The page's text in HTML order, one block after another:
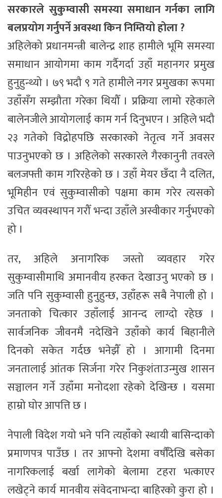
सरकारले सुकुम्वासी समस्या समाधान गर्नका लागि
बलप्रयोग गर्नुपर्ने अवस्था किन निम्तियो होला ?
अहिलेको प्रधानमन्त्री बालेन्द्र शाह हामीले भूमि समस्या
समाधान आयोगमा काम गर्दैगर्दा उहाँ महानगर प्रमुख
हुनुहुन्थ्यो । ७९ भदौ ९ गते हामीले नगर प्रमुखका रूपमा
उहाँसँग सम्झौता गरेका थियौँ । प्रक्रिया लामो रहेकाले
बालेनजीले आयोगलाई काम गर्न दिनुभएन । अहिले भदौ
२३ गतेको विद्रोहपछि सरकारको नेतृत्व गर्ने अवसर
पाउनुभएको छ । अहिलेको सरकारले गैरकानुनी तवरले
बलजफ्ती काम गरिरहेको छ । उहाँ मेयर छँदा नै दलित,
भूमिहीन एवं सुकुम्वासीको पक्षमा काम गरेर त्यसको
उचित व्यवस्थापन गरौँ भन्दा उहाँले अस्वीकार गर्नुभएको
हो ।
तर, अहिले अनागरिक जस्तो व्यवहार गरेर
सुकुम्वासीमाथि अमानवीय हरकत देखाउनु भएको छ ।
जति पनि सुकुम्वासी हुनुहुन्छ, उहाँहरू सबै नेपाली हो ।
जनताको चित्कार उहाँलाई आनन्द लाग्दो रहेछ ।
सार्वजनिक जीवनमै नदेखिने उहाँको कार्य बिहानीले
दिनको सकेत गर्दछ भनेझैँ हो । आगामी दिनमा
जनतालाई आंतक सिर्जना गरेर निकुशंताउन्मुख शासन
सञ्चालन गर्ने उहाँमा मनोदशा रहेको देखिन्छ । यसमा
हाम्रो घोर आपत्ति छ ।
नेपाली विदेश गयो भने पनि त्यहाँको स्थायी बासिन्दाको
प्रमाणपत्र पाउँछ । तर आफ्नो देशमा वर्षौँदेखि बसेका
नागरिकलाई बर्खा लागेको बेलामा टहरा भत्काएर
लखेट्ने कार्य मानवीय संवेदनाभन्दा बाहिरको कुरा हो ।